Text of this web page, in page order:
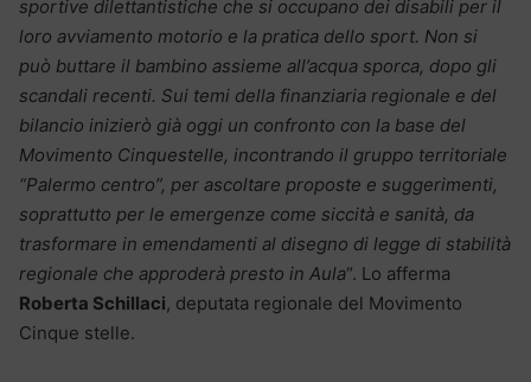
sportive dilettantistiche che si occupano dei disabili per il
loro avviamento motorio e la pratica dello sport. Non si
può buttare il bambino assieme all’acqua sporca, dopo gli
scandali recenti. Sui temi della finanziaria regionale e del
bilancio inizierò già oggi un confronto con la base del
Movimento Cinquestelle, incontrando il gruppo territoriale
“Palermo centro”, per ascoltare proposte e suggerimenti,
soprattutto per le emergenze come siccità e sanità, da
trasformare in emendamenti al disegno di legge di stabilità
regionale che approderà presto in Aula“. Lo afferma
Roberta Schillaci, deputata regionale del Movimento
Cinque stelle.